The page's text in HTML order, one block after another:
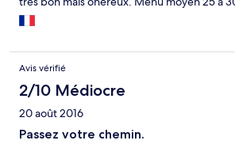
Avis vérifié
2/10 Médiocre
20 août 2016
Passez votre chemin.